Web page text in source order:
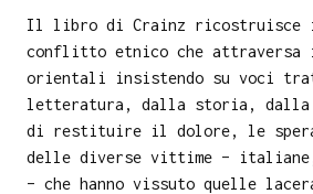
Il libro di Crainz ricostruisce il
conflitto etnico che
orientali insistendo su voci
letteratura, dalla storia, dalla
di restituire il dolore, le
delle diverse vittime –
– che hanno vissuto quelle